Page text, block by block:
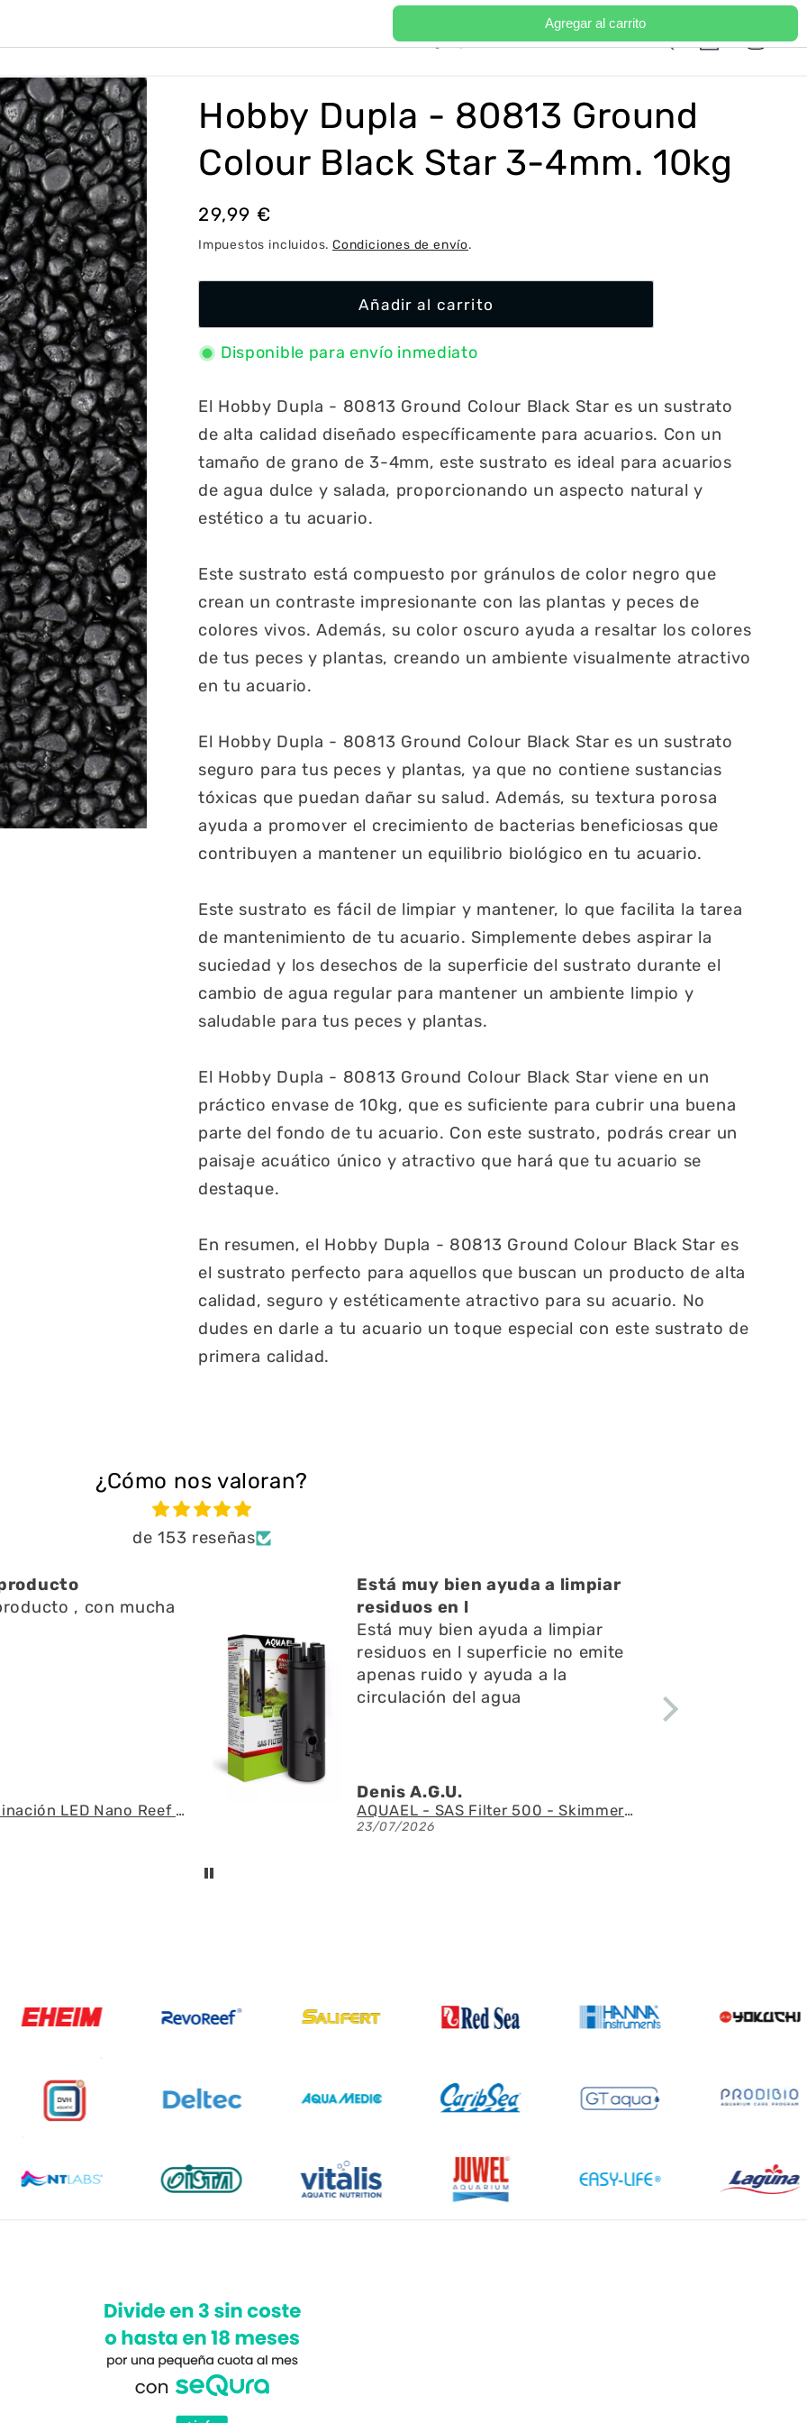
P
s
r
i
ó
n
Portugal | EUR €
I
o
m
a
Español
sesión
Carrito
Hobby Dupla - 80813 Ground
Colour Black Star 3-4mm. 10kg
Precio
habitual
29,99 €
Impuestos incluidos. Condiciones de envío.
Añadir al carrito
Disponible para envío inmediato
El Hobby Dupla - 80813 Ground Colour Black Star es un sustrato
de alta calidad diseñado específicamente para acuarios. Con un
tamaño de grano de 3-4mm, este sustrato es ideal para acuarios
de agua dulce y salada, proporcionando un aspecto natural y
estético a tu acuario.
Este sustrato está compuesto por gránulos de color negro que
crean un contraste impresionante con las plantas y peces de
colores vivos. Además, su color oscuro ayuda a resaltar los colores
de tus peces y plantas, creando un ambiente visualmente atractivo
en tu acuario.
El Hobby Dupla - 80813 Ground Colour Black Star es un sustrato
seguro para tus peces y plantas, ya que no contiene sustancias
tóxicas que puedan dañar su salud. Además, su textura porosa
ayuda a promover el crecimiento de bacterias beneficiosas que
contribuyen a mantener un equilibrio biológico en tu acuario.
Este sustrato es fácil de limpiar y mantener, lo que facilita la tarea
de mantenimiento de tu acuario. Simplemente debes aspirar la
suciedad y los desechos de la superficie del sustrato durante el
cambio de agua regular para mantener un ambiente limpio y
saludable para tus peces y plantas.
El Hobby Dupla - 80813 Ground Colour Black Star viene en un
práctico envase de 10kg, que es suficiente para cubrir una buena
parte del fondo de tu acuario. Con este sustrato, podrás crear un
paisaje acuático único y atractivo que hará que tu acuario se
destaque.
En resumen, el Hobby Dupla - 80813 Ground Colour Black Star es
el sustrato perfecto para aquellos que buscan un producto de alta
calidad, seguro y estéticamente atractivo para su acuario. No
dudes en darle a tu acuario un toque especial con este sustrato de
primera calidad.
¿Cómo nos valoran?
de 153 reseñas
ayuda a limpiar
l
ayuda a limpiar
AQUAEL - SAS Filter 500 - Skimmer de superficie
Una atención muy buena
Una atención muy buena,amables
y respondieron rápido todas mis
preguntas y consultas,el envío
fue rápido y el acuario se ve
espectacular
Ángel l.Z.p.
Acuario con mueble AQUAEL GLOSSY 150 BLACK de 405 litros
21/07/2026
Agregar al carrito